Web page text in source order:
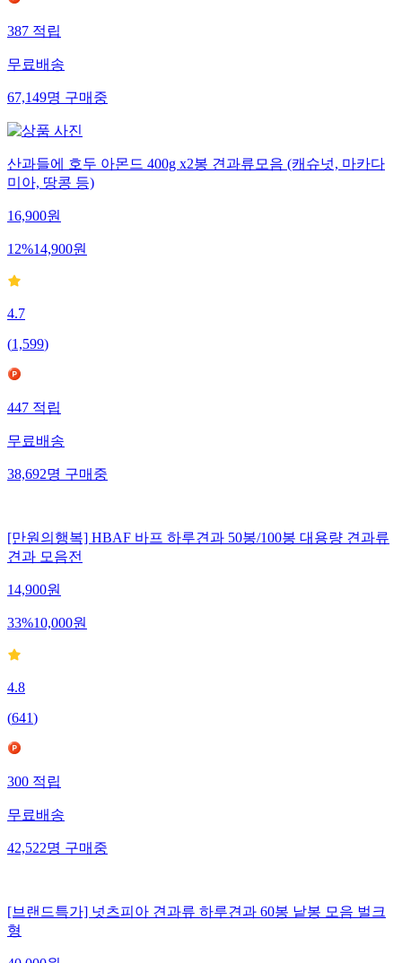
387 적립
무료배송
67,149명 구매중
산과들에 호두 아몬드 400g x2봉 견과류모음 (캐슈넛, 마카다
미아, 땅콩 등)
16,900원
12%14,900원
4.7
(1,599)
447 적립
무료배송
38,692명 구매중
[만원의행복] HBAF 바프 하루견과 50봉/100봉 대용량 견과류
견과 모음전
14,900원
33%10,000원
4.8
(641)
300 적립
무료배송
42,522명 구매중
[브랜드특가] 넛츠피아 견과류 하루견과 60봉 낱봉 모음 벌크
형